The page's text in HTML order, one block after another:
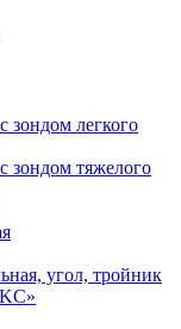
легкого
тяжелого
угол, тройник